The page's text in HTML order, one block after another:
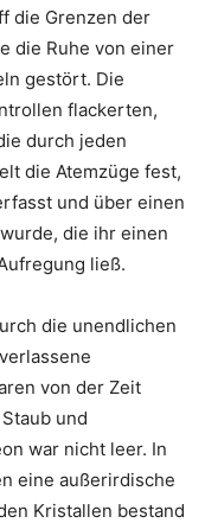
die Grenzen der
die Ruhe von einer
gestört. Die
flackerten,
durch jeden
die Atemzüge fest,
und über einen
die ihr einen
ließ.
die unendlichen
von der Zeit
und
war nicht leer. In
eine außerirdische
Kristallen bestand